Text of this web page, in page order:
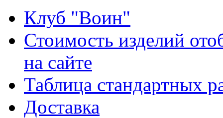
Клуб "Воин"
Стоимость изделий
на сайте
Таблица стандартных
Доставка